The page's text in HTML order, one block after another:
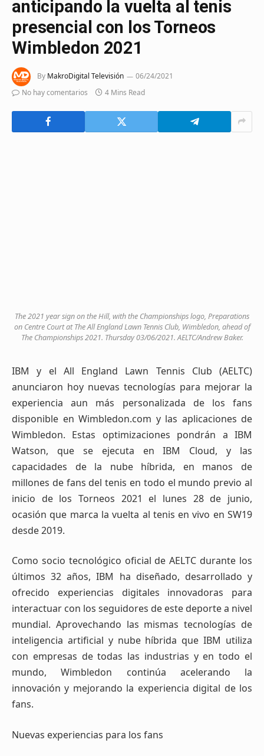
anticipando la vuelta al tenis
presencial con los Torneos
Wimbledon 2021
By MakroDigital Televisión
06/24/2021
No hay comentarios
4 Mins Read
The 2021 year sign on the Hill, with the Championships logo, Preparations
on Centre Court at The All England Lawn Tennis Club, Wimbledon, ahead of
The Championships 2021. Thursday 03/06/2021. AELTC/Andrew Baker.
IBM y el All England Lawn Tennis Club (AELTC)
anunciaron hoy nuevas tecnologías para mejorar la
experiencia aun más personalizada de los fans
disponible en Wimbledon.com y las aplicaciones de
Wimbledon. Estas optimizaciones pondrán a IBM
Watson, que se ejecuta en IBM Cloud, y las
capacidades de la nube híbrida, en manos de
millones de fans del tenis en todo el mundo previo al
inicio de los Torneos 2021 el lunes 28 de junio,
ocasión que marca la vuelta al tenis en vivo en SW19
desde 2019.
Como socio tecnológico oficial de AELTC durante los
últimos 32 años, IBM ha diseñado, desarrollado y
ofrecido experiencias digitales innovadoras para
interactuar con los seguidores de este deporte a nivel
mundial. Aprovechando las mismas tecnologías de
inteligencia artificial y nube híbrida que IBM utiliza
con empresas de todas las industrias y en todo el
mundo, Wimbledon continúa acelerando la
innovación y mejorando la experiencia digital de los
fans.
Nuevas experiencias para los fans